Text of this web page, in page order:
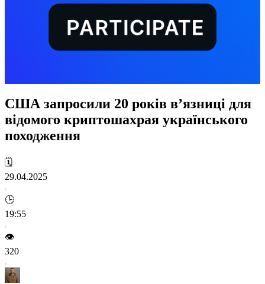
США запросили 20 років в’язниці для
відомого криптошахрая українського
походження
🗓️
29.04.2025
🕒
19:55
👁️
320